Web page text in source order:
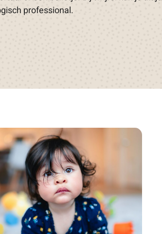
professional.